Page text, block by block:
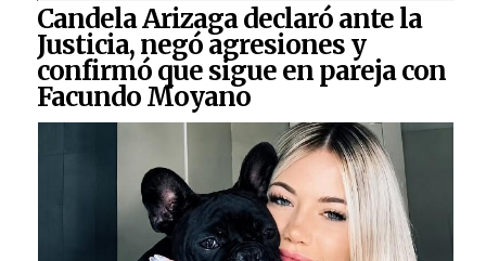
Candela Arizaga declaró ante la
Justicia, negó agresiones y
confirmó que sigue en pareja con
Facundo Moyano